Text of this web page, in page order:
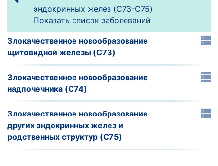
эндокринных желез (C73-C75)
Показать список заболеваний
Злокачественное новообразование
щитовидной железы (C73)
Злокачественное новообразование
надпочечника (C74)
Злокачественное новообразование
других эндокринных желез и
родственных структур (C75)